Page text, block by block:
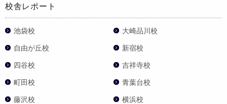
校舎レポート
池袋校 大崎品川校
自由が丘校 新宿校
四谷校 吉祥寺校
町田校 青葉台校
藤沢校 横浜校